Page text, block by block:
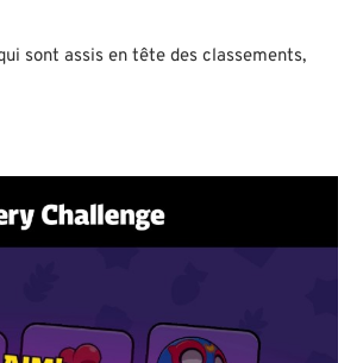
sont assis en tête des classements,